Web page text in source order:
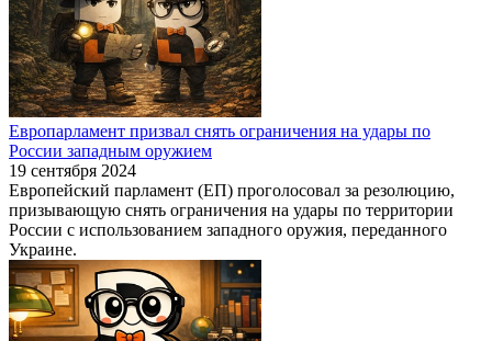
Европарламент призвал снять ограничения на удары по
России западным оружием
19 сентября 2024
Европейский парламент (ЕП) проголосовал за резолюцию,
призывающую снять ограничения на удары по территории
России с использованием западного оружия, переданного
Украине.